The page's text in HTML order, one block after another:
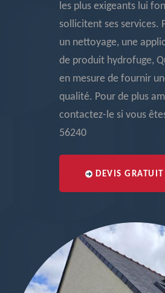
les plus exigeants lui
sollicitent ses services.
un nettoyage, une
de produit hydrofuge,
en mesure de fournir
qualité. Pour de plus
contactez-le si vous
56240
DEVIS GRATUIT